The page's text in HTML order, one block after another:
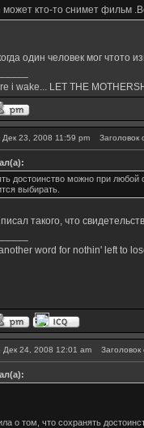
кто-то снимет фильм
один человек мог чтото
i wake... LET THE
23, 2008 11:59 pm Заголовок
достоинство можно при любой
выбирать.
такого, что
word for nothin' left to
Дек 24, 2008 12:01 am Заголовок
о том, что сохранять